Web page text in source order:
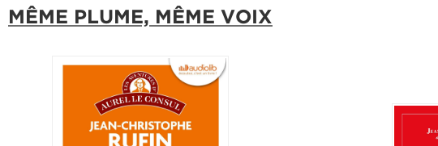
MÊME PLUME, MÊME VOIX